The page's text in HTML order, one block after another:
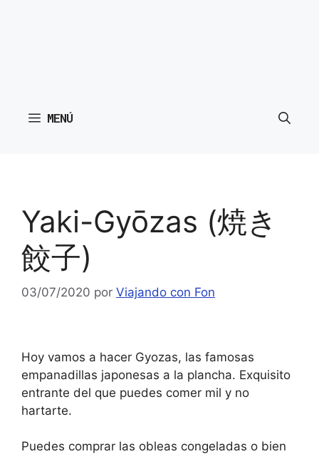
MENÚ
Yaki-Gyōzas (焼き
餃子)
03/07/2020 por Viajando con Fon
Hoy vamos a hacer Gyozas, las famosas
empanadillas japonesas a la plancha. Exquisito
entrante del que puedes comer mil y no
hartarte.
Puedes comprar las obleas congeladas o bien